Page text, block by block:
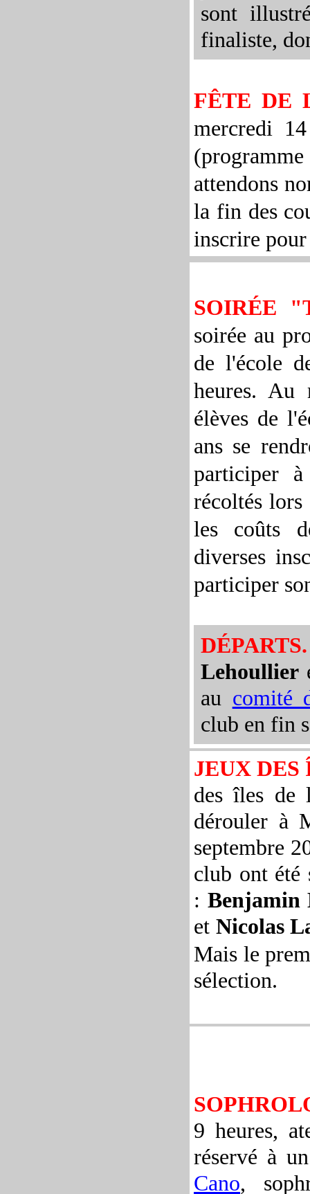
sont
finaliste,
FÊTE DE
mercredi
attendons
la fin des
inscrire
SOIRÉE
soirée au
de l'école
heures.
élèves de
ans se
participer
récoltés lors
les coûts
diverses
participer
DÉPARTS.
Lehoullier
au comité
club en fin
JEUX DES
des îles de
dérouler à
septembre
club ont été
: Benjamin
et Nicolas
Mais le
sélection.
9 heures,
réservé à
Cano,